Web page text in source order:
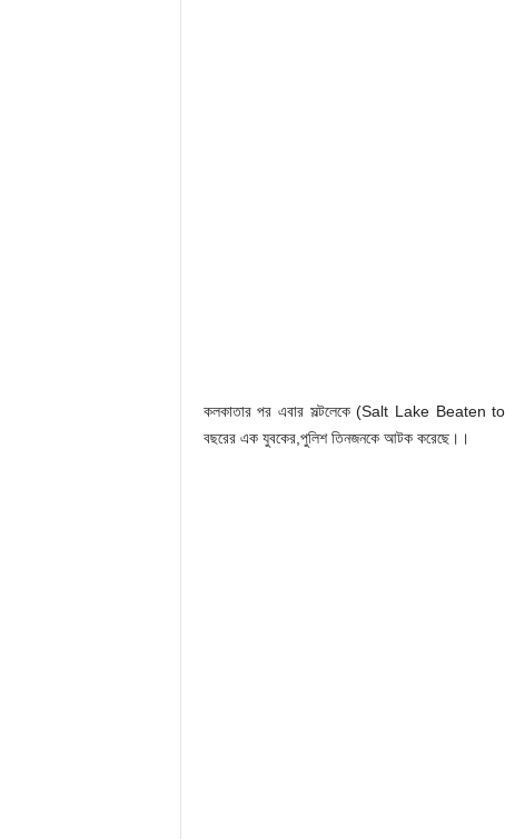
কলকাতার পর এবার সল্টলেকে (Salt Lake Beaten to
বছরের এক যুবকের,পুলিশ তিনজনকে আটক করেছে।।